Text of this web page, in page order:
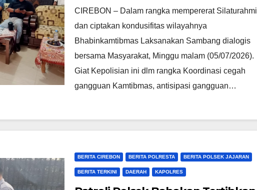
Masyarakat
CIREBON – Dalam rangka mempererat Silaturahmi
dan ciptakan kondusifitas wilayahnya
Bhabinkamtibmas Laksanakan Sambang dialogis
bersama Masyarakat, Minggu malam (05/07/2026).
Giat Kepolisian ini dlm rangka Koordinasi cegah
gangguan Kamtibmas, antisipasi gangguan…
BERITA CIREBON BERITA POLRESTA BERITA POLSEK JAJARAN
BERITA TERKINI DAERAH KAPOLRES